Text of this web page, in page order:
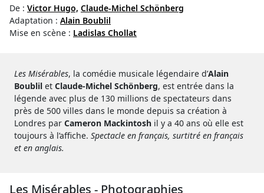
De : Victor Hugo, Claude-Michel Schönberg
Adaptation : Alain Boublil
Mise en scène : Ladislas Chollat
Les Misérables, la comédie musicale légendaire d’Alain
Boublil et Claude-Michel Schönberg, est entrée dans la
légende avec plus de 130 millions de spectateurs dans
près de 500 villes dans le monde depuis sa création à
Londres par Cameron Mackintosh il y a 40 ans où elle est
toujours à l’affiche. Spectacle en français, surtitré en français
et en anglais.
Les Misérables - Photographies